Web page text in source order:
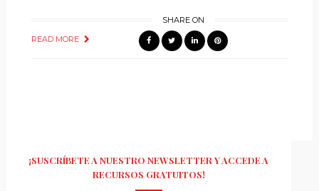
READ MORE
SHARE ON
¡SUSCRÍBETE A NUESTRO NEWSLETTER Y ACCEDE A
RECURSOS GRATUITOS!